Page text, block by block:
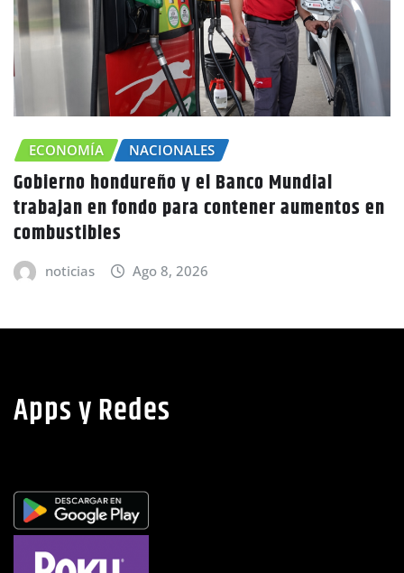
ECONOMÍA NACIONALES
Gobierno hondureño y el Banco Mundial
trabajan en fondo para contener aumentos en
combustibles
noticias Ago 8, 2026
Apps y Redes